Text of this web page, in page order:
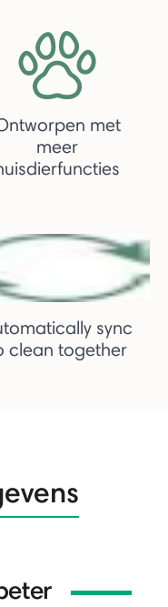
met
meer
sync
clean together